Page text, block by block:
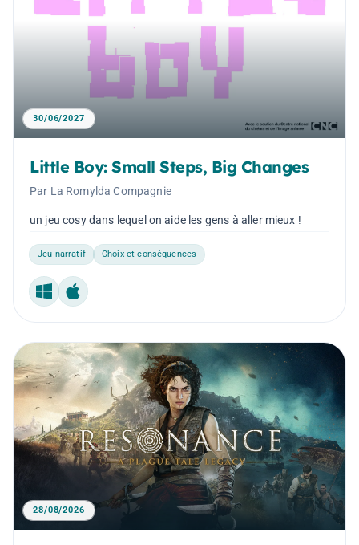
30/06/2027
Little Boy: Small Steps, Big Changes
Par La Romylda Compagnie
un jeu cosy dans lequel on aide les gens à aller mieux !
Jeu narratif Choix et conséquences
Windows
Mac
28/08/2026